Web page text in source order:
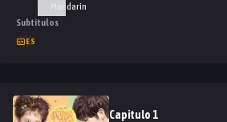
Mandarín
Subtítulos
ES
Capitulo 1